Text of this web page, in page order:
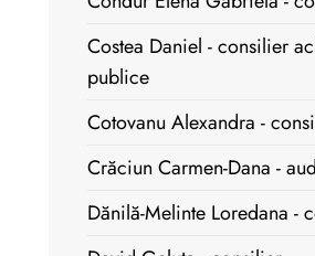
Costea Daniel - consilier
publice
Cotovanu Alexandra -
Crăciun Carmen-Dana -
Dănilă-Melinte Loredana -